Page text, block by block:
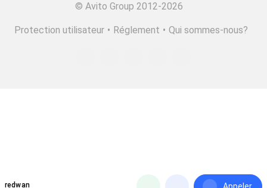
redwan
© Avito Group 2012-2026
Protection utilisateur • Réglement • Qui sommes-nous?